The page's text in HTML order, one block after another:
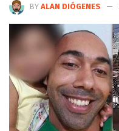
BY ALAN DIÓGENES